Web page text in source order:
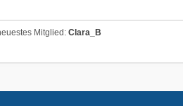
Mitglied: Clara_B